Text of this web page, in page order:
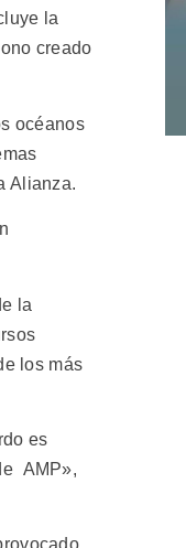
la
creado
océanos
Alianza.
la
los más
es
AMP»,